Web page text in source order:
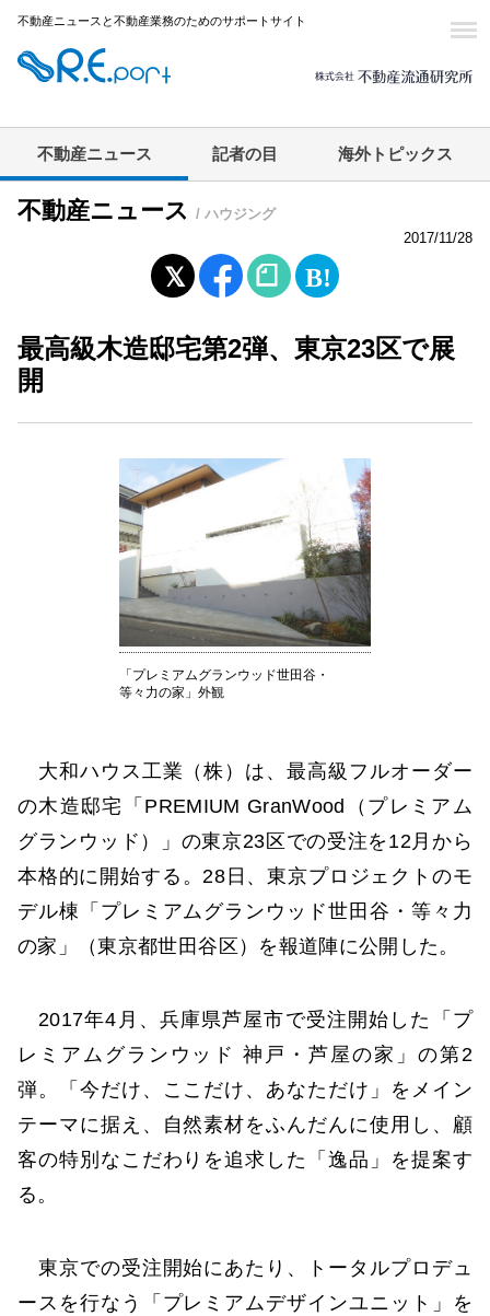
不動産ニュースと不動産業務のためのサポートサイト
不動産ニュース 記者の目 海外トピックス
不動産ニュース / ハウジング
2017/11/28
最高級木造邸宅第2弾、東京23区で展
開
「プレミアムグランウッド世田谷・
等々力の家」外観
大和ハウス工業（株）は、最高級フルオーダー
の木造邸宅「PREMIUM GranWood（プレミアム
グランウッド）」の東京23区での受注を12月から
本格的に開始する。28日、東京プロジェクトのモ
デル棟「プレミアムグランウッド世田谷・等々力
の家」（東京都世田谷区）を報道陣に公開した。
2017年4月、兵庫県芦屋市で受注開始した「プ
レミアムグランウッド 神戸・芦屋の家」の第2
弾。「今だけ、ここだけ、あなただけ」をメイン
テーマに据え、自然素材をふんだんに使用し、顧
客の特別なこだわりを追求した「逸品」を提案す
る。
東京での受注開始にあたり、トータルプロデュ
ースを行なう「プレミアムデザインユニット」を